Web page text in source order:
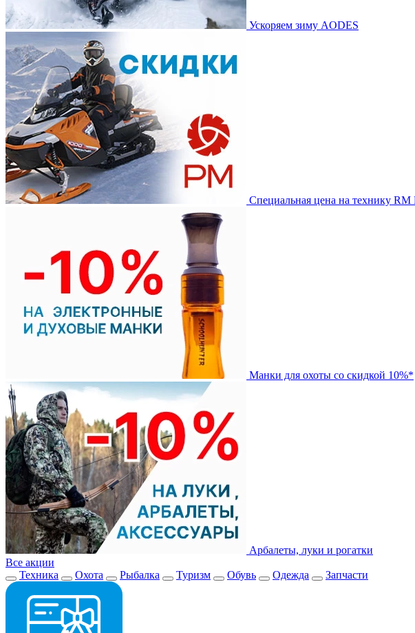
Ускоряем зиму AODES
Специальная цена на технику RM
Манки для охоты со скидкой 10%*
Арбалеты, луки и рогатки
Все акции
Техника
Охота Рыбалка Туризм Обувь Одежда Запчасти